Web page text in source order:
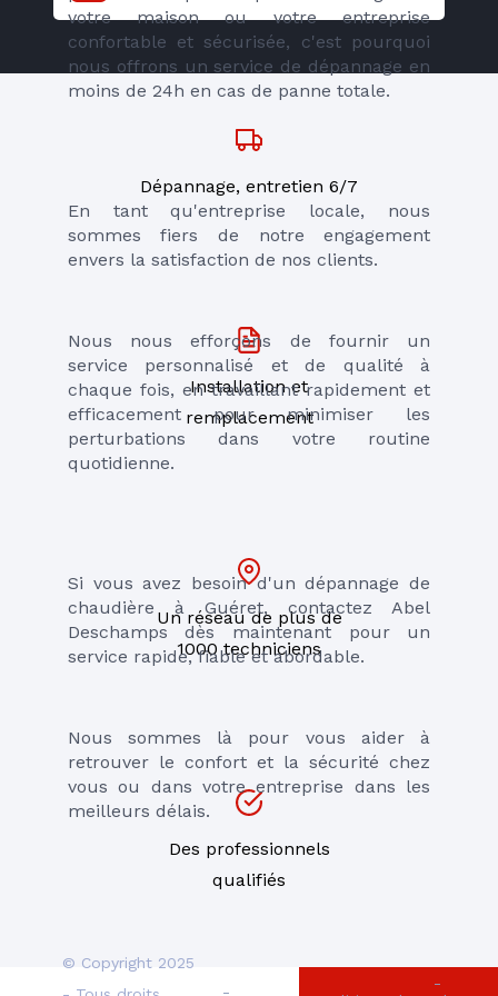
votre maison ou votre entreprise
confortable et sécurisée, c'est pourquoi
nous offrons un service de dépannage en
moins de 24h en cas de panne totale.
En tant qu'entreprise locale, nous
sommes fiers de notre engagement
envers la satisfaction de nos clients.
Nous nous efforçons de fournir un
service personnalisé et de qualité à
chaque fois, en travaillant rapidement et
efficacement pour minimiser les
perturbations dans votre routine
quotidienne.
Si vous avez besoin d'un dépannage de
chaudière à Guéret, contactez Abel
Deschamps dès maintenant pour un
service rapide, fiable et abordable.
Nous sommes là pour vous aider à
retrouver le confort et la sécurité chez
vous ou dans votre entreprise dans les
meilleurs délais.
Dépannage, entretien 6/7
Installation et
remplacement
Un réseau de plus de
1000 techniciens
Des professionnels
qualifiés
© Copyright 2025
-
-